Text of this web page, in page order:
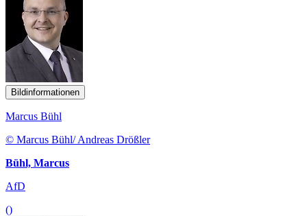
Bildinformationen
Marcus Bühl
© Marcus Bühl/ Andreas Drößler
Bühl, Marcus
AfD
()